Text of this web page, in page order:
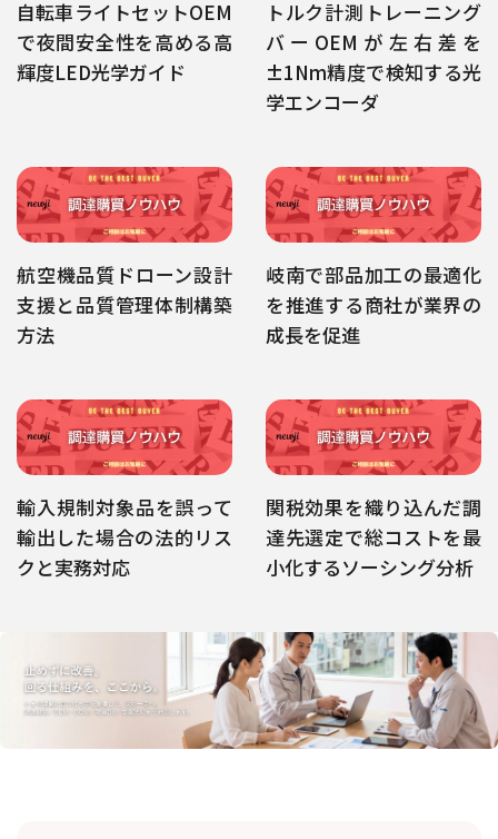
自転車ライトセットOEM
で夜間安全性を高める高
輝度LED光学ガイド
トルク計測トレーニング
バーOEMが左右差を
±1Nm精度で検知する光
学エンコーダ
航空機品質ドローン設計
支援と品質管理体制構築
方法
岐南で部品加工の最適化
を推進する商社が業界の
成長を促進
輸入規制対象品を誤って
輸出した場合の法的リス
クと実務対応
関税効果を織り込んだ調
達先選定で総コストを最
小化するソーシング分析